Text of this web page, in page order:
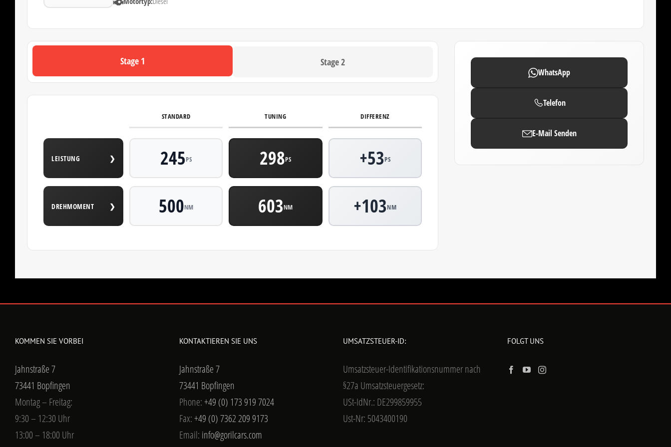
Stage 1 Stage 2
STANDARD TUNING DIFFERENZ
LEISTUNG ❯ 245PS 298PS +53PS
DREHMOMENT ❯ 500NM 603NM +103NM
WhatsApp
Telefon
E-Mail Senden
KOMMEN SIE VORBEI
Jahnstraße 7
73441 Bopfingen
Montag – Freitag:
9:30 – 12:30 Uhr
13:00 – 18:00 Uhr
KONTAKTIEREN SIE UNS
Jahnstraße 7
73441 Bopfingen
Phone:+49 (0) 173 919 7024
Fax:+49 (0) 7362 209 9173
Email: info@gorilcars.com
UMSATZSTEUER-ID:
Umsatzsteuer-Identifikationsnummer nach
§27a Umsatzsteuergesetz:
USt-IdNr.: DE299859955
Ust-Nr: 5043400190
FOLGT UNS